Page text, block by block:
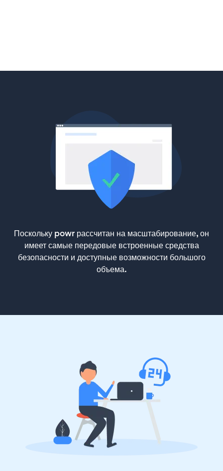
Поскольку powr рассчитан на масштабирование, он
имеет самые передовые встроенные средства
безопасности и доступные возможности большого
объема.